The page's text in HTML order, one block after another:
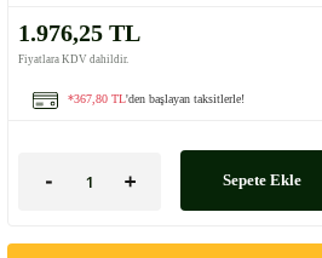
1.976,25 TL
Fiyatlara KDV dahildir.
*367,80 TL'den başlayan taksitlerle!
Sepete Ekle